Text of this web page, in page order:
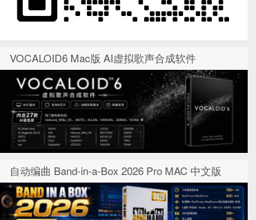
VOCALOID6 Mac版 AI虚拟歌声合成软件
自动编曲 Band-in-a-Box 2026 Pro MAC 中文版